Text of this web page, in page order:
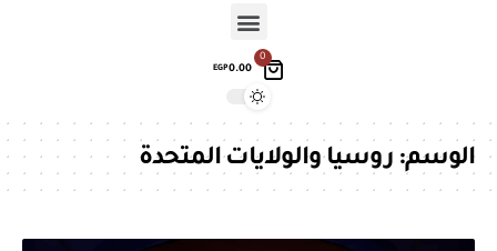
0
EGP0.00
الوسم:روسيا والولايات المتحدة